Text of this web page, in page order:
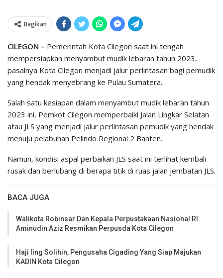
Bagikan
CILEGON – Pemerintah Kota Cilegon saat ini tengah
mempersiapkan menyambut mudik lebaran tahun 2023,
pasalnya Kota Cilegon menjadi jalur perlintasan bagi pemudik
yang hendak menyebrang ke Pulau Sumatera.
Salah satu kesiapan dalam menyambut mudik lebaran tahun
2023 ini, Pemkot Cilegon memperbaiki Jalan Lingkar Selatan
atau JLS yang menjadi jalur perlintasan pemudik yang hendak
menuju pelabuhan Pelindo Regional 2 Banten.
Namun, kondisi aspal perbaikan JLS saat ini terlihat kembali
rusak dan berlubang di berapa titik di ruas jalan jembatan JLS.
BACA JUGA
Walikota Robinsar Dan Kepala Perpustakaan Nasional RI
Aminudin Aziz Resmikan Perpusda Kota Cilegon
Haji Iing Solihin, Pengusaha Cigading Yang Siap Majukan
KADIN Kota Cilegon